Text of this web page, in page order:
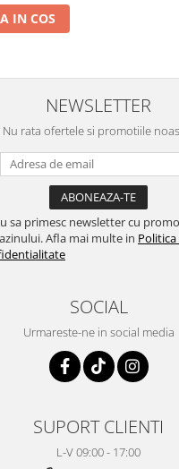
IN COS
NEWSLETTER
Nu rata ofertele si promotiile
sa primesc newsletter cu
Afla mai multe in Politica
SOCIAL
Urmareste-ne in social media
SUPORT CLIENTI
L-V 09:00 - 17:00